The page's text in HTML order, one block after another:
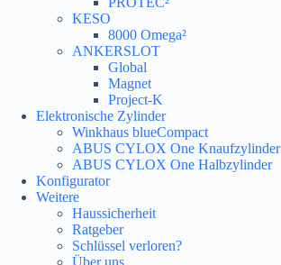
KESO
8000 Omega²
ANKERSLOT
Global
Magnet
Project-K
Elektronische Zylinder
Winkhaus blueCompact
ABUS CYLOX One Knaufzylinder
ABUS CYLOX One Halbzylinder
Konfigurator
Weitere
Haussicherheit
Ratgeber
Schlüssel verloren?
Über uns